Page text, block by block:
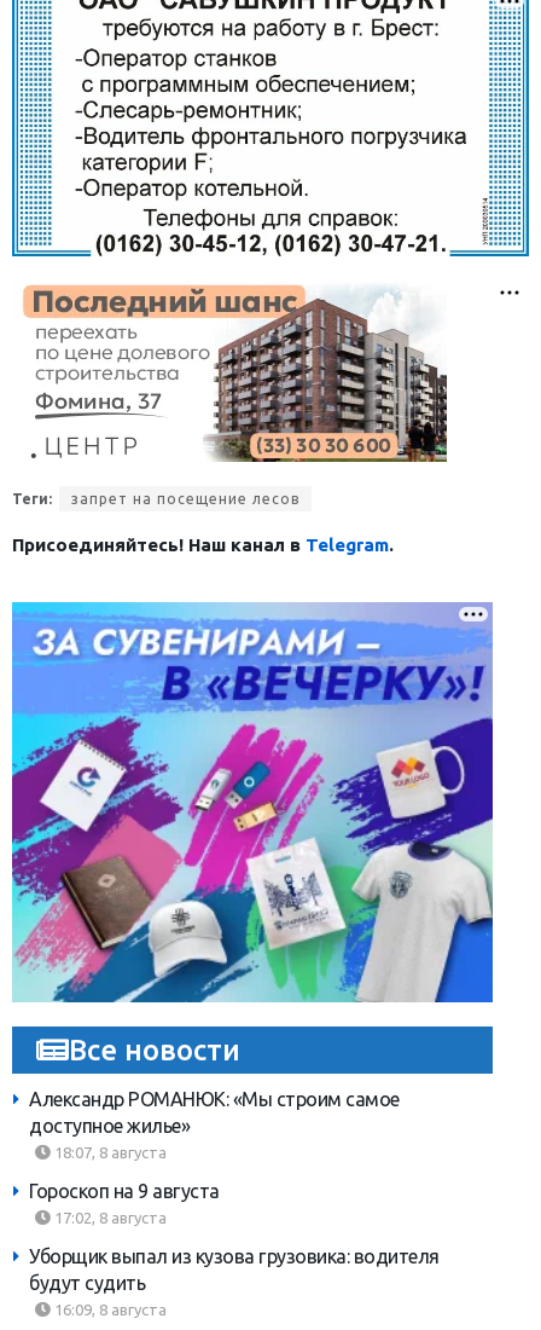
Теги: запрет на посещение лесов
Присоединяйтесь! Наш канал в Telegram.
Все новости
Александр РОМАНЮК: «Мы строим самое
доступное жилье»
18:07, 8 августа
Гороскоп на 9 августа
17:02, 8 августа
Уборщик выпал из кузова грузовика: водителя
будут судить
16:09, 8 августа